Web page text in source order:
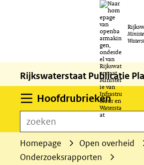
naar
de
Rijkswaterstaat Publicatie
Hoofdrubrieken
zoeken
Homepage
Open overheid
Onderzoeksrapporten